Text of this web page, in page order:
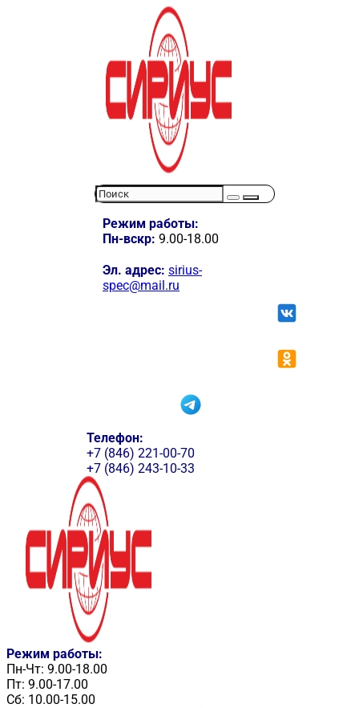
Режим работы:
Пн-вскр: 9.00-18.00
Эл. адрес: sirius-
spec@mail.ru
Телефон:
+7 (846) 221-00-70
+7 (846) 243-10-33
Режим работы:
Пн-Чт: 9.00-18.00
Пт: 9.00-17.00
Сб: 10.00-15.00